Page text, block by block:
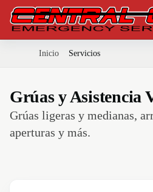
Inicio Servicios
Grúas y Asistencia
Grúas ligeras y medianas,
aperturas y más.